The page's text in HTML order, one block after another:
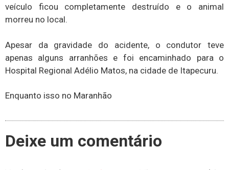
veículo ficou completamente destruído e o animal
morreu no local.
Apesar da gravidade do acidente, o condutor teve
apenas alguns arranhões e foi encaminhado para o
Hospital Regional Adélio Matos, na cidade de Itapecuru.
Enquanto isso no Maranhão
Deixe um comentário